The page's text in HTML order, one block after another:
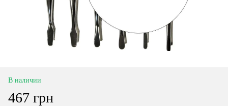
В наличии
467 грн